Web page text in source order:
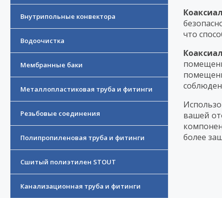
Внутрипольные конвектора
Водоочистка
Мембранные баки
Металлопластиковая труба и фитинги
Резьбовые соединения
Полипропиленовая труба и фитинги
Сшитый полиэтилен STOUT
Канализационная труба и фитинги
что
вашей
более